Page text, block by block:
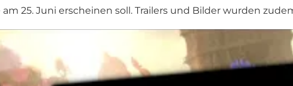
25. Juni erscheinen soll. Trailers und Bilder wurden